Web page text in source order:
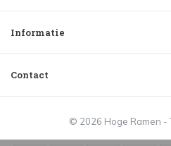
Informatie
Contact
© 2026 Hoge Ramen -